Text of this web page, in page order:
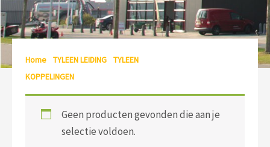
Home TYLEEN LEIDING
TYLEEN
KOPPELINGEN
Geen producten gevonden die aan je
selectie voldoen.